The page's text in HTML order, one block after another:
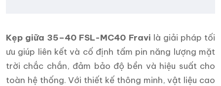
Kẹp giữa 35–40 FSL-MC40 Fravi là giải pháp tối
ưu giúp liên kết và cố định tấm pin năng lượng mặt
trời chắc chắn, đảm bảo độ bền và hiệu suất cho
toàn hệ thống. Với thiết kế thông minh, vật liệu cao